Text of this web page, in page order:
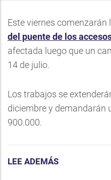
Este viernes comenzarán
del puente de los
afectada luego que un
14 de julio.
Los trabajos se
diciembre y demandarán
900.000.
LEE ADEMÁS